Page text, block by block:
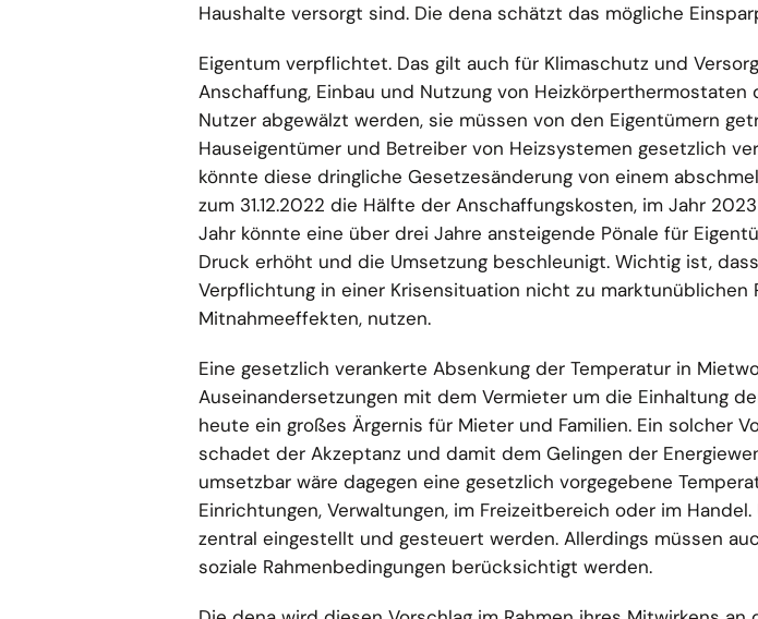
Haushalte versorgt sind. Die dena schätzt das mögliche
Eigentum verpflichtet. Das gilt auch für Klimaschutz und
Anschaffung, Einbau und Nutzung von
Nutzer abgewälzt werden, sie müssen von den Eigentümern
Hauseigentümer und Betreiber von Heizsystemen gesetzlich
könnte diese dringliche Gesetzesänderung von einem
zum 31.12.2022 die Hälfte der Anschaffungskosten, im Jahr
Jahr könnte eine über drei Jahre ansteigende Pönale für
Druck erhöht und die Umsetzung beschleunigt. Wichtig ist,
Verpflichtung in einer Krisensituation nicht zu marktunüblichen
Mitnahmeeffekten, nutzen.
Eine gesetzlich verankerte Absenkung der Temperatur in
Auseinandersetzungen mit dem Vermieter um die Einhaltung
heute ein großes Ärgernis für Mieter und Familien. Ein solcher
schadet der Akzeptanz und damit dem Gelingen der
umsetzbar wäre dagegen eine gesetzlich vorgegebene
Einrichtungen, Verwaltungen, im Freizeitbereich oder im
zentral eingestellt und gesteuert werden. Allerdings müssen
soziale Rahmenbedingungen berücksichtigt werden.